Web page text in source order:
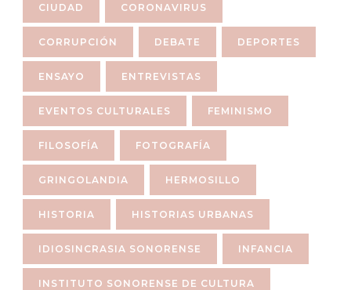
CIUDAD CORONAVIRUS
CORRUPCIÓN DEBATE DEPORTES
ENSAYO ENTREVISTAS
EVENTOS CULTURALES FEMINISMO
FILOSOFÍA FOTOGRAFÍA
GRINGOLANDIA HERMOSILLO
HISTORIA HISTORIAS URBANAS
IDIOSINCRASIA SONORENSE INFANCIA
INSTITUTO SONORENSE DE CULTURA